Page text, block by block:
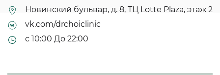
Новинский бульвар, д. 8, ТЦ Lotte Plaza, этаж 2
vk.com/drchoiclinic
с 10:00 До 22:00